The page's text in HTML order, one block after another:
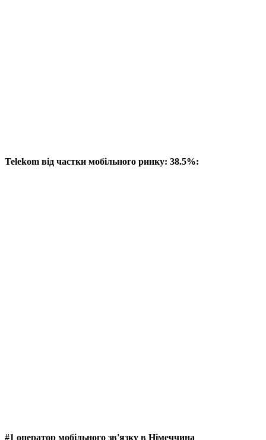
Telekom від частки мобільного ринку: 38.5%:
#1 оператор мобільного зв'язку в Німеччина